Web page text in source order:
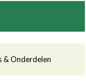
& Onderdelen